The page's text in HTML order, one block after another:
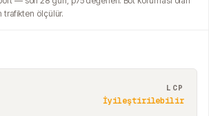
trafikten ölçülür.
LCP
İyileştirilebilir